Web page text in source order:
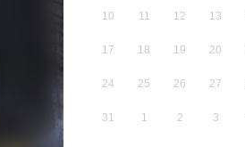
10 11 12 13
17 18 19 20
24 25 26 27
31 1 2 3